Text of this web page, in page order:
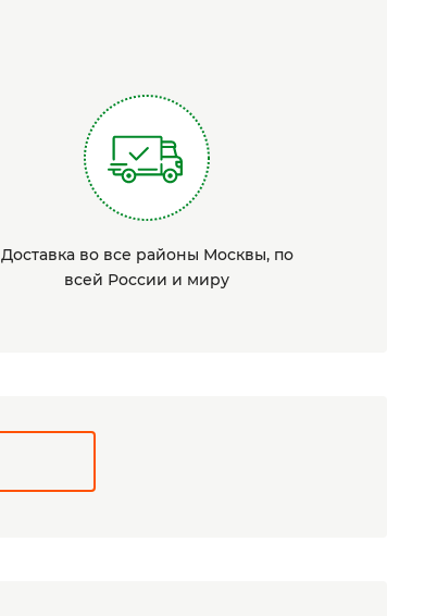
Доставка во все районы Москвы, по
всей России и миру